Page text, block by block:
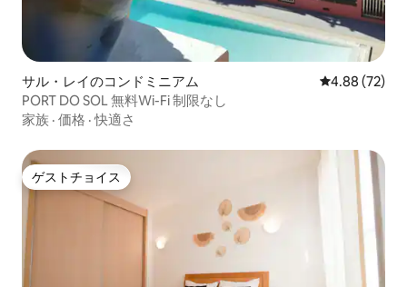
サル・レイのコンドミニアム レビュー72
4.88 (72)
PORT DO SOL 無料Wi-Fi 制限なし
家族 · 価格 ·快適さ
ゲストチョイス
ゲストチョイス